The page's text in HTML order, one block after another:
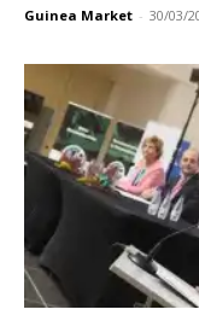
Guinea Market - 30/03/